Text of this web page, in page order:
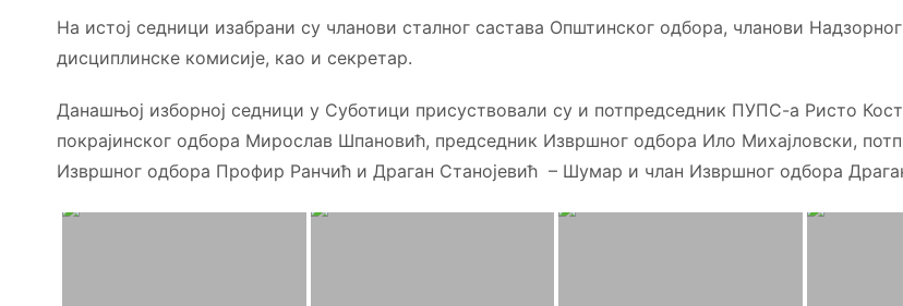
На истој седници изабрани су чланови сталног састава Општинског одбора, чланови
дисциплинске комисије, као и секретар.
Данашњој изборној седници у Суботици присуствовали су и потпредседник ПУПС-а Ристо
покрајинског одбора Мирослав Шпановић, председник Извршног одбора Ило Михајловски,
Извршног одбора Профир Ранчић и Драган Станојевић – Шумар и члан Извршног одбора